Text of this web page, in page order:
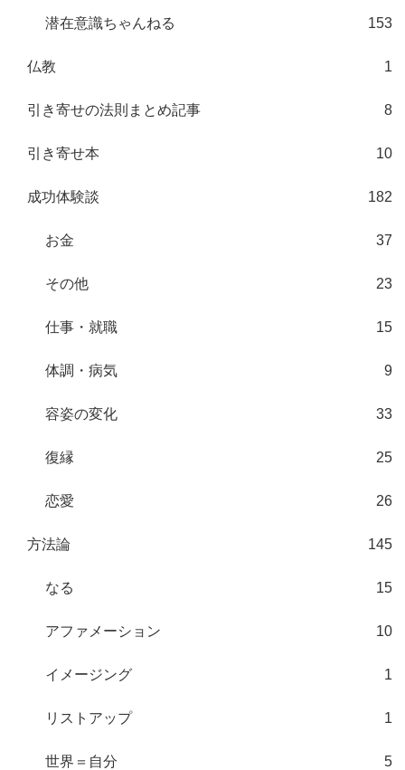
潜在意識ちゃんねる 153
仏教 1
引き寄せの法則まとめ記事 8
引き寄せ本 10
成功体験談 182
お金 37
その他 23
仕事・就職 15
体調・病気 9
容姿の変化 33
復縁 25
恋愛 26
方法論 145
なる 15
アファメーション 10
イメージング 1
リストアップ 1
世界＝自分 5